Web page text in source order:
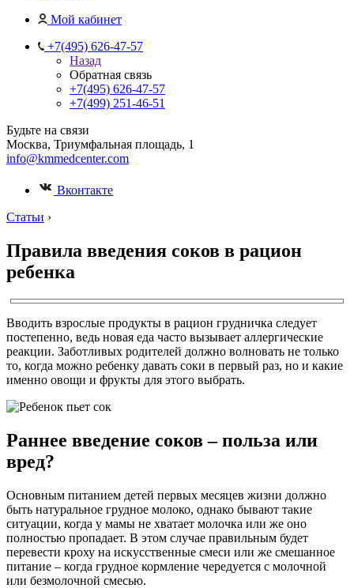
Мой кабинет
+7(495) 626-47-57
Назад
Обратная связь
+7(495) 626-47-57
+7(499) 251-46-51
Будьте на связи
Москва, Триумфальная площадь, 1
info@kmmedcenter.com
Вконтакте
Статьи ›
Правила введения соков в рацион
ребенка
Вводить взрослые продукты в рацион грудничка следует
постепенно, ведь новая еда часто вызывает аллергические
реакции. Заботливых родителей должно волновать не только
то, когда можно ребенку давать соки в первый раз, но и какие
именно овощи и фрукты для этого выбрать.
Раннее введение соков – польза или
вред?
Основным питанием детей первых месяцев жизни должно
быть натуральное грудное молоко, однако бывают такие
ситуации, когда у мамы не хватает молочка или же оно
полностью пропадает. В этом случае правильным будет
перевести кроху на искусственные смеси или же смешанное
питание – когда грудное кормление чередуется с молочной
или безмолочной смесью.